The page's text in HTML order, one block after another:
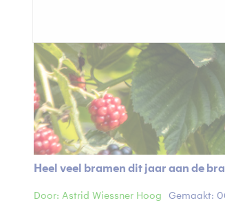
Heel veel bramen dit jaar aan de
Door: Astrid Wiessner Hoog Gemaakt: